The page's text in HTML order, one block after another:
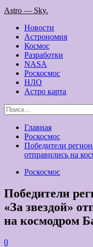
Основное
Astro — Sky.
Новости
Астрономия
Космос
Разработки
NASA
Роскосмос
НЛО
Астро карта
Найти:
Главная
Роскосмос
Победители
отправились на
Роскосмос
Победители
«За звездой»
на космодром
0